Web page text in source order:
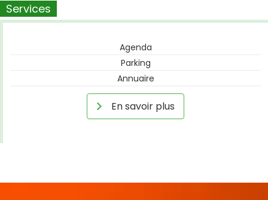
Services
Agenda
Parking
Annuaire
En savoir plus